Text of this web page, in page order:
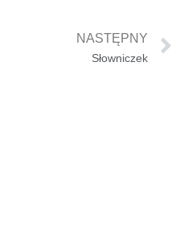
NASTĘPNY
Słowniczek